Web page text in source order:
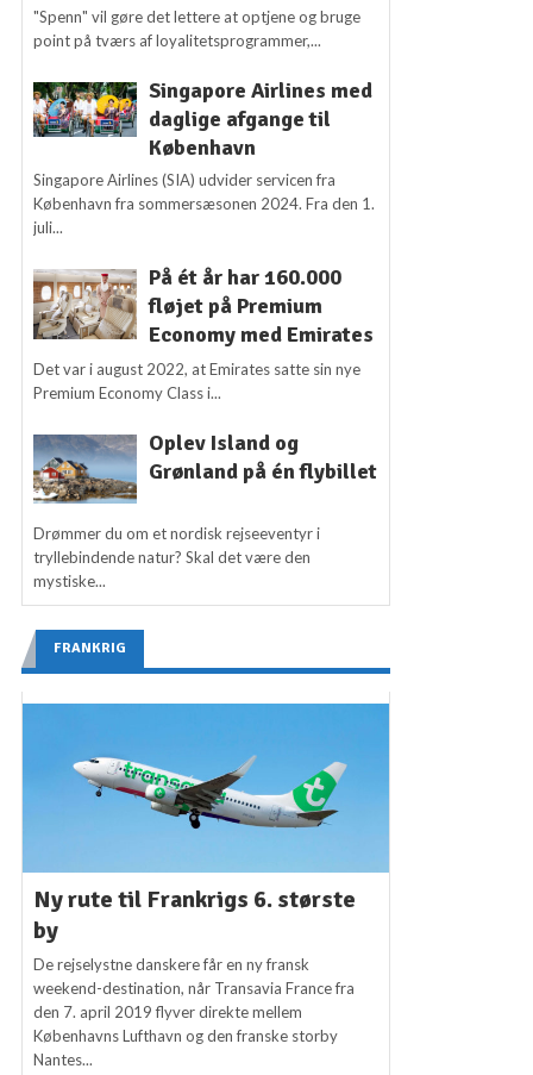
"Spenn" vil gøre det lettere at optjene og bruge
point på tværs af loyalitetsprogrammer,...
Singapore Airlines med
daglige afgange til
København
Singapore Airlines (SIA) udvider servicen fra
København fra sommersæsonen 2024. Fra den 1.
juli...
På ét år har 160.000
fløjet på Premium
Economy med Emirates
Det var i august 2022, at Emirates satte sin nye
Premium Economy Class i...
Oplev Island og
Grønland på én flybillet
Drømmer du om et nordisk rejseeventyr i
tryllebindende natur? Skal det være den
mystiske...
FRANKRIG
Ny rute til Frankrigs 6. største
by
De rejselystne danskere får en ny fransk
weekend-destination, når Transavia France fra
den 7. april 2019 flyver direkte mellem
Københavns Lufthavn og den franske storby
Nantes...